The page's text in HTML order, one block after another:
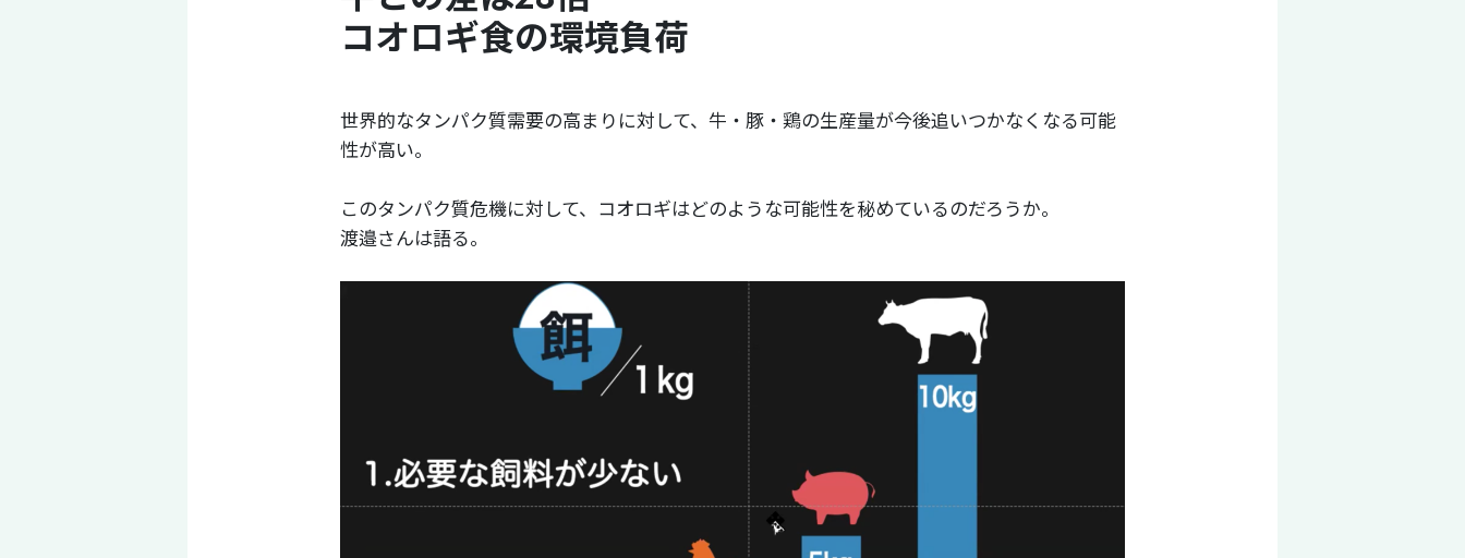
コオロギ食の環境負荷
世界的なタンパク質需要の高まりに対して、牛・豚・鶏の生産量が今後追いつかなくなる可能
性が高い。
このタンパク質危機に対して、コオロギはどのような可能性を秘めているのだろうか。
渡邉さんは語る。